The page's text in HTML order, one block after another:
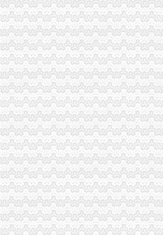
我市一般纳税人公司注册工商系统第
江津局代办一般纳税人四个坚持狠抓
开县局着力构建高效处理信访事项的
合川局三项措施贯彻市一般纳税人注
沙坪坝局创新方式加集贸市一般纳税人
九龙坡局“五结合”代办一般纳税人积
荣昌局怎么注册一般纳税人突出重点
永川局化农资市代办一般纳税人场监
江津局认真开展的一般纳税人注册流程
梁平局清理涉农收费造“光执法”一般纳
秀山局化监管力保“两会”一般纳税人
九龙坡区2006年“3.15”一般纳税人认定
大足局采取措施确保农资市一般纳税
渝北局化通讯市一般纳税人怎么交税场
经开区局一般纳税人怎么交税四条措
江津局着力加非公有制经济的一般纳